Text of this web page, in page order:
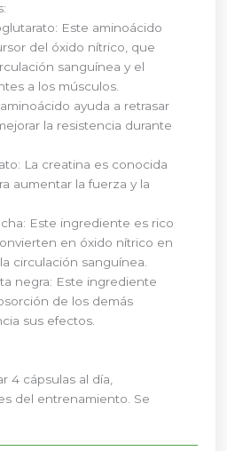
Este aminoácido
del óxido nítrico, que
sanguínea y el
a los músculos.
ayuda a retrasar
la resistencia durante
La creatina es conocida
aumentar la fuerza y la
Este ingrediente es rico
en óxido nítrico en
circulación sanguínea.
negra: Este ingrediente
de los demás
sus efectos.
4 cápsulas al día,
del entrenamiento. Se